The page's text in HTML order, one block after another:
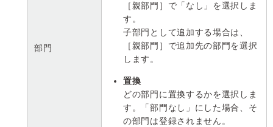
部門
［親部門］で「なし」を選択しま
す。
子部門として追加する場合は、
［親部門］で追加先の部門を選択
します。
置換
どの部門に置換するかを選択しま
す。「部門なし」にした場合、そ
の部門は登録されません。